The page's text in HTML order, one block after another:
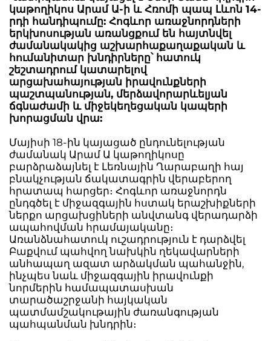
կաթողիկոս Արամ Ա-ի և Հռոմի պապ Լևոն 14-
րդի հանդիպումը: Հոգևոր առաջնորդների
երկխոսության առանցքում են հայտնվել
ժամանակակից աշխարհաքաղաքական և
հումանիտար խնդիրները՝ հատուկ
շեշտադրում կատարելով
արցախահայության իրավունքների
պաշտպանության, մերձավորարևելյան
ճգնաժամի և միջեկեղեցական կապերի
խորացման վրա:
Մայիսի 18-ին կայացած ընդունելության
ժամանակ Արամ Ա կաթողիկոսը
բարձրաձայնել է Լեռնային Ղարաբաղի հայ
բնակչության ճակատագրին վերաբերող
հրատապ հարցեր։ Հոգևոր առաջնորդն
ընդգծել է միջազգային հստակ երաշխիքների
ներքո արցախցիների անվտանգ վերադարձի
ապահովման հրամայականը։
Առանձնահատուկ ուշադրություն է դարձվել
Բաքվում պահվող նախկին ղեկավարների
անհապաղ ազատ արձակման պահանջին,
ինչպես նաև միջազգային իրավունքի
նորմերին համապատասխան
տարածաշրջանի հայկական
պատմամշակութային ժառանգության
պահպանման խնդրին։